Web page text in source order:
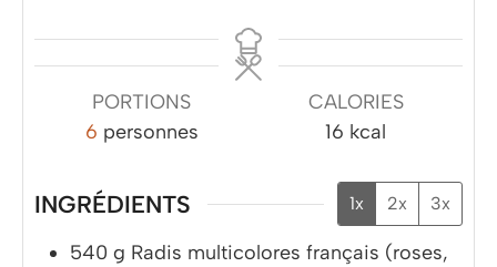
PORTIONS
6 personnes
CALORIES
16 kcal
INGRÉDIENTS 1x 2x 3x
540 g Radis multicolores français (roses,